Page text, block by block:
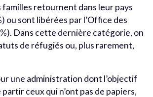
familles retournent dans leur pays
ou sont libérées par l’Office des
Dans cette dernière catégorie, on
de réfugiés ou, plus rarement,
une administration dont l’objectif
ceux qui n’ont pas de papiers,